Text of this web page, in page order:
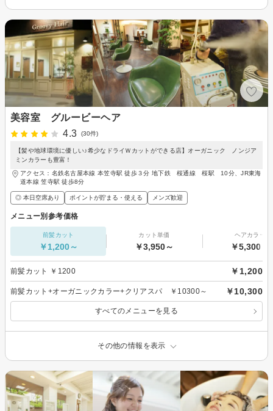
美容室 グルービーヘア
4.3
(30件)
【髪や地球環境に優しい♪希少なドライＷカットができる店】オーガニック ノンジア
ミンカラーも豊富！
アクセス：名鉄名古屋本線 本笠寺駅 徒歩３分 地下鉄 桜通線 桜駅 10分、JR東海
道本線 笠寺駅 徒歩8分
◎ 本日空席あり ポイントが貯まる・使える メンズ歓迎
メニュー別参考価格
前髪カット
￥1,200～
カット単価
￥3,950～
ヘアカラー
￥5,300～
前髪カット ￥1200 ￥1,200
前髪カット+オーガニックカラー+クリアスパ ￥10300～ ￥10,300
すべてのメニューを見る
その他の情報を表示